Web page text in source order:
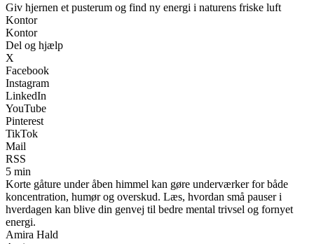
Giv hjernen et pusterum og find ny energi i naturens friske luft
Kontor
Kontor
Del og hjælp
X
Facebook
Instagram
LinkedIn
YouTube
Pinterest
TikTok
Mail
RSS
5 min
Korte gåture under åben himmel kan gøre underværker for både
koncentration, humør og overskud. Læs, hvordan små pauser i
hverdagen kan blive din genvej til bedre mental trivsel og fornyet
energi.
Amira Hald